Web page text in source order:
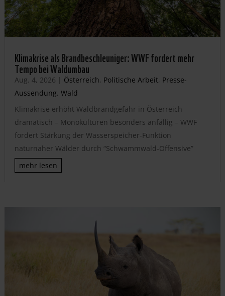
Klimakrise als Brandbeschleuniger: WWF fordert mehr
Tempo bei Waldumbau
Aug. 4, 2026 | Österreich, Politische Arbeit, Presse-
Aussendung, Wald
Klimakrise erhöht Waldbrandgefahr in Österreich
dramatisch – Monokulturen besonders anfällig – WWF
fordert Stärkung der Wasserspeicher-Funktion
naturnaher Wälder durch “Schwammwald-Offensive”
mehr lesen